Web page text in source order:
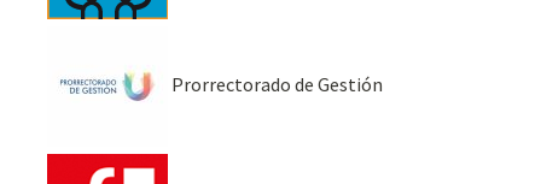
Prorrectorado de Gestión